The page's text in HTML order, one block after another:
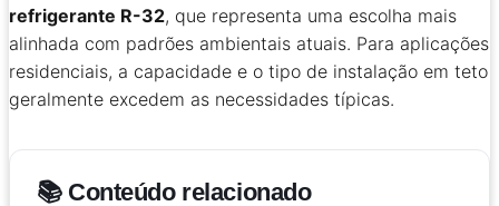
refrigerante R-32, que representa uma escolha mais
alinhada com padrões ambientais atuais. Para aplicações
residenciais, a capacidade e o tipo de instalação em teto
geralmente excedem as necessidades típicas.
📚 Conteúdo relacionado